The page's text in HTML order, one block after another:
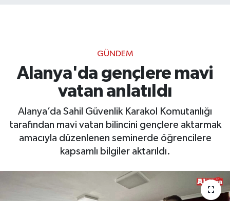
GÜNDEM
Alanya'da gençlere mavi
vatan anlatıldı
Alanya’da Sahil Güvenlik Karakol Komutanlığı
tarafından mavi vatan bilincini gençlere aktarmak
amacıyla düzenlenen seminerde öğrencilere
kapsamlı bilgiler aktarıldı.
Diğer
Ekonomi
Gizlilik İlkeleri - Privacy Policy
Güncel
Haber Arşivi